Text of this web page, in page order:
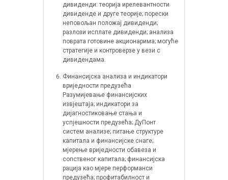
дивиденди: теорија ирелевантности
дивиденде и друге теорије; порески
неповољан положај дивиденди;
разлози исплате дивиденди; анализа
поврата готовине акционарима; могуће
стратегије и контроверзе у вези с
дивидендама.
Финансијска анализа и индикатори
вриједности предузећа
Разумијевање финансијских
извјештаја; индикатори за
дијагностиковање стања и
успјешности предузећа; ДуПонт
систем анализе; питање структуре
капитала и финансијске снаге;
мјерење вриједности обавеза и
сопственог капитала; финансијска
рација као мјере перформанси
предузећа; профитабилност и